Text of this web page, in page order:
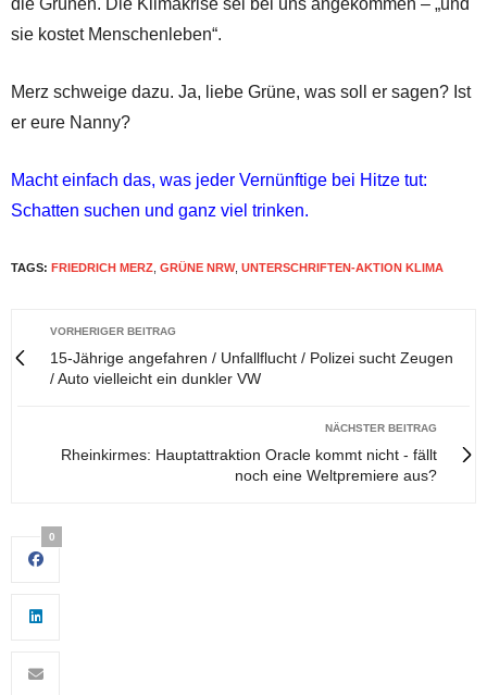
sie kostet Menschenleben“.
Merz schweige dazu. Ja, liebe Grüne, was soll er sagen? Ist
er eure Nanny?
Macht einfach das, was jeder Vernünftige bei Hitze tut:
Schatten suchen und ganz viel trinken.
TAGS: FRIEDRICH MERZ GRÜNE NRW, UNTERSCHRIFTEN-AKTION KLIMA
VORHERIGER BEITRAG
15-Jährige angefahren / Unfallflucht / Polizei sucht Zeugen
/ Auto vielleicht ein dunkler VW
NÄCHSTER BEITRAG
Rheinkirmes: Hauptattraktion Oracle kommt nicht - fällt
noch eine Weltpremiere aus?
0